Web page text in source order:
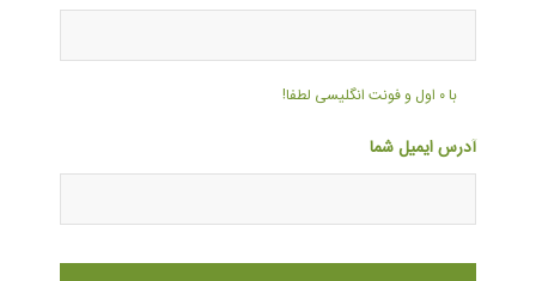
با ۰ اول و فونت انگلیسی لطفا!
آدرس ایمیل شما